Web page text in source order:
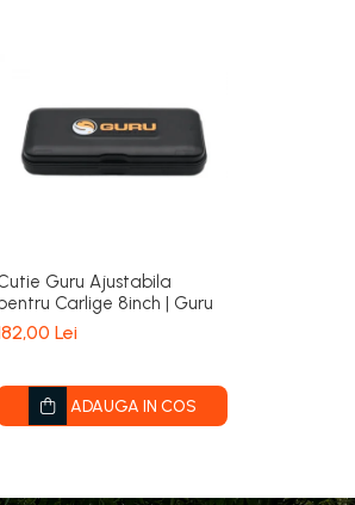
Guru Ajustabila
Carlige 8inch | Guru
Lei
ADAUGA IN COS